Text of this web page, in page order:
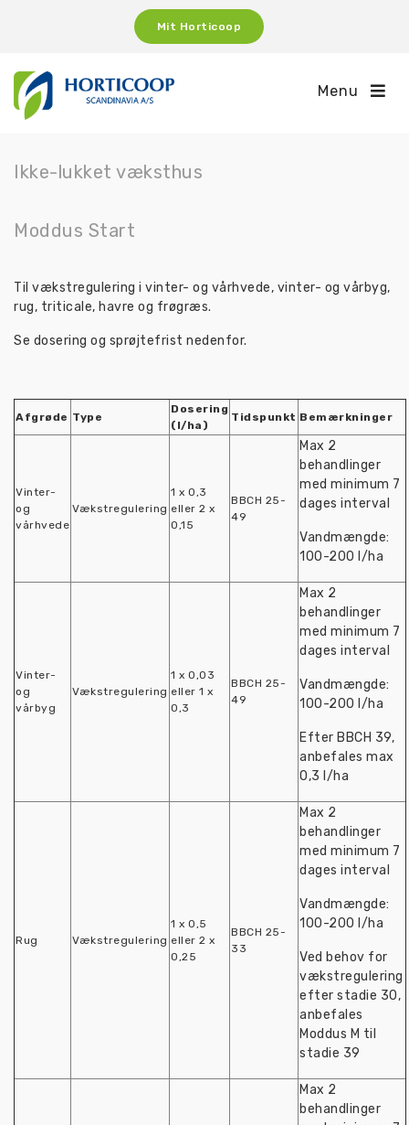
Mit Horticoop
Menu
Ikke-lukket væksthus
Moddus Start
Til vækstregulering i vinter- og vårhvede, vinter- og vårbyg,
rug, triticale, havre og frøgræs.
Se dosering og sprøjtefrist nedenfor.
Afgrøde Type
Dosering
(l/ha)
Tidspunkt Bemærkninger
Vinter-
og
vårhvede
Vækstregulering
1 x 0,3
eller 2 x
0,15
BBCH 25-
49
Max 2
behandlinger
med minimum 7
dages interval
Vandmængde:
100-200 l/ha
Vinter-
og
vårbyg
Vækstregulering
1 x 0,03
eller 1 x
0,3
BBCH 25-
49
Max 2
behandlinger
med minimum 7
dages interval
Vandmængde:
100-200 l/ha
Efter BBCH 39,
anbefales max
0,3 l/ha
Rug Vækstregulering
1 x 0,5
eller 2 x
0,25
BBCH 25-
33
Max 2
behandlinger
med minimum 7
dages interval
Vandmængde:
100-200 l/ha
Ved behov for
vækstregulering
efter stadie 30,
anbefales
Moddus M til
stadie 39
Max 2
behandlinger